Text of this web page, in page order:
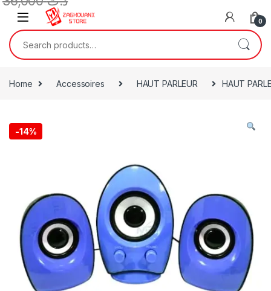
0
Home Accessoires HAUT PARLEUR HAUT
-14%